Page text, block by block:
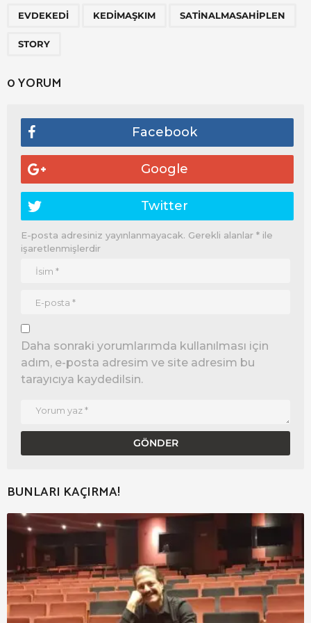
y
m
EVDEKEDI KEDIMAŞKIM SATINALMASAHIPLEN
STORY
0 YORUM
Facebook
Google
Twitter
E-posta adresiniz yayınlanmayacak. Gerekli alanlar * ile
işaretlenmişlerdir
Daha sonraki yorumlarımda kullanılması için
adım, e-posta adresim ve site adresim bu
tarayıcıya kaydedilsin.
BUNLARI KAÇIRMA!